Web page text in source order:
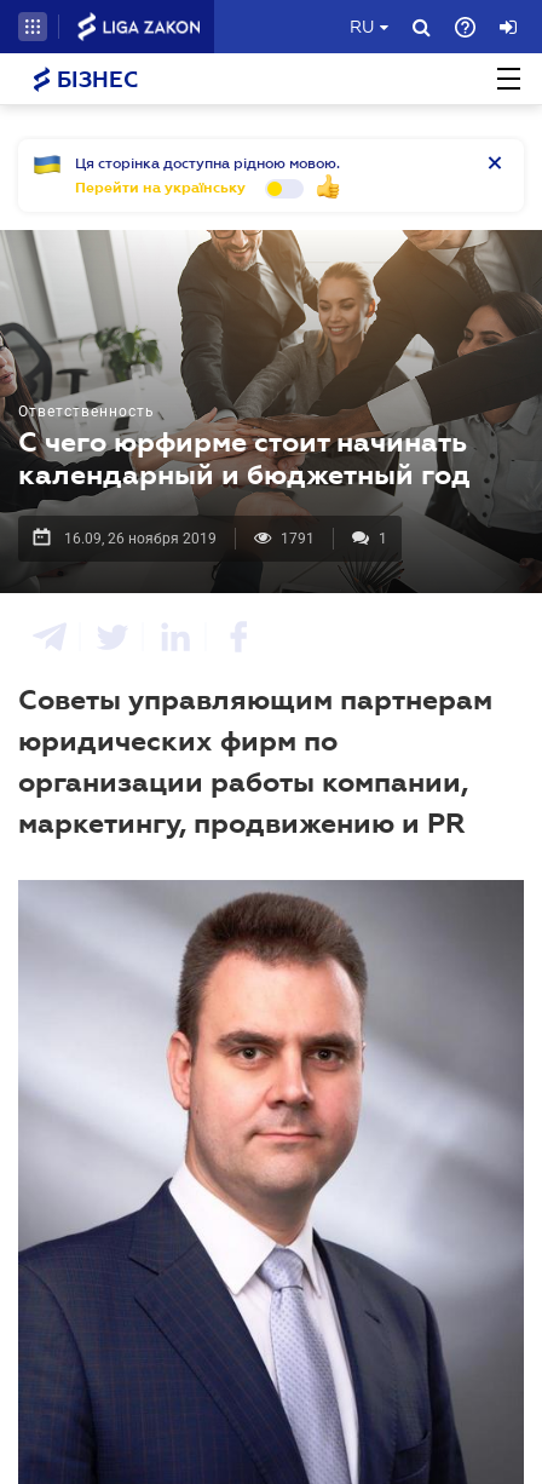
RU
БІЗНЕС
Ця сторінка доступна рідною мовою.
Перейти на українську
Ответственность
С чего юрфирме стоит начинать
календарный и бюджетный год
16.09, 26 ноября 2019 1791 1
Советы управляющим партнерам
юридических фирм по
организации работы компании,
маркетингу, продвижению и PR